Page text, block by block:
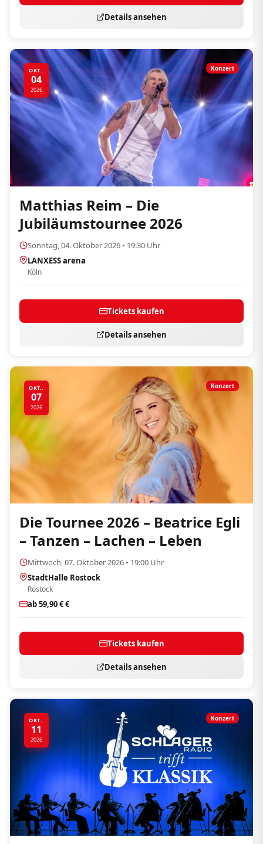
Details ansehen
OKT..
04
2026
Konzert
Matthias Reim – Die
Jubiläumstournee 2026
Sonntag, 04. Oktober 2026 • 19:30 Uhr
LANXESS arena
Köln
Tickets kaufen
Details ansehen
OKT..
07
2026
Konzert
Die Tournee 2026 – Beatrice Egli
– Tanzen – Lachen – Leben
Mittwoch, 07. Oktober 2026 • 19:00 Uhr
StadtHalle Rostock
Rostock
ab 59,90 € €
Tickets kaufen
Details ansehen
OKT..
11
2026
Konzert